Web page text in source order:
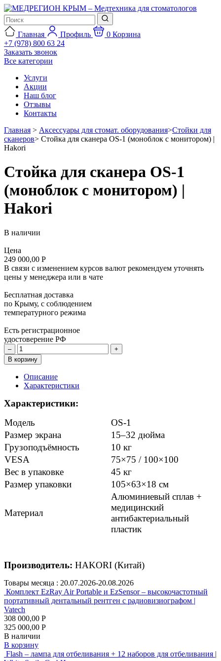
Главная Профиль 0 Корзина
+7 (978) 800 63 24
Заказать звонок
Все категории
Услуги
Акции
Наш блог
Отзывы
Контакты
Главная > Аксессуары для стомат. оборудования>Стойки для
сканеров> Стойка для сканера OS-1 (моноблок с монитором) |
Hakori
Стойка для сканера OS-1
(моноблок с монитором) |
Hakori
В наличии
Цена
249 000,00 Р
В связи с изменением курсов валют рекомендуем уточнять
цены у менеджера или в чате
Бесплатная доставка
по Крыму, с соблюдением
температурного режима
Есть регистрационное
удостоверение РФ
–
+
В корзину
Описание
Характеристики
Характеристики:
Модель
OS-1
Размер экрана
15–32 дюйма
Грузоподъёмность
10 кг
VESA
75×75 / 100×100
Вес в упаковке
45 кг
Размер упаковки
105×63×18 см
Материал
Алюминиевый сплав +
медицинский
антибактериальный
пластик
Производитель: HAKORI (Китай)
Товары месяца : 20.07.2026-20.08.2026
Комплект EzRay Air Portable и EzSensor – высокочастотный
портативный дентальный рентген с радиовизиографом |
Vatech
308 000,00 Р
325 000,00 Р
В наличии
В корзину
Flash – лампа для отбеливания + 12 наборов для отбеливания |